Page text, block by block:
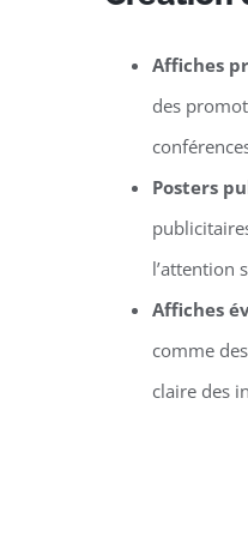
Affiches
des
Posters
l’attention
Affiches
comme
claire des